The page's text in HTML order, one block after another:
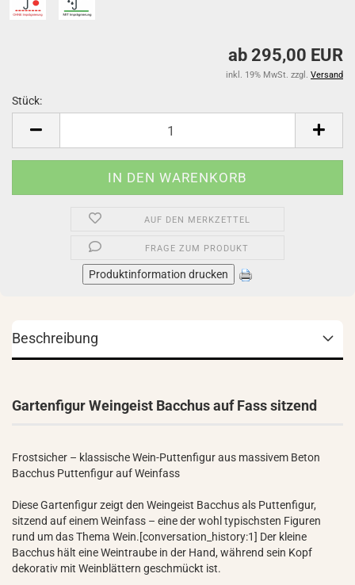
ab 295,00 EUR
inkl. 19% MwSt. zzgl. Versand
Stück:
AUF DEN MERKZETTEL
FRAGE ZUM PRODUKT
Produktinformation drucken
Beschreibung
Gartenfigur Weingeist Bacchus auf Fass sitzend
Frostsicher – klassische Wein-Puttenfigur aus massivem Beton
Bacchus Puttenfigur auf Weinfass
Diese Gartenfigur zeigt den Weingeist Bacchus als Puttenfigur,
sitzend auf einem Weinfass – eine der wohl typischsten Figuren
rund um das Thema Wein.[conversation_history:1] Der kleine
Bacchus hält eine Weintraube in der Hand, während sein Kopf
dekorativ mit Weinblättern geschmückt ist.